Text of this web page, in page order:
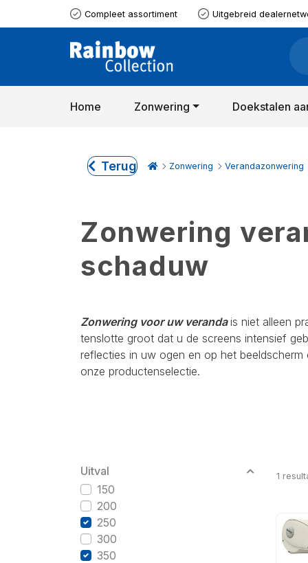
Compleet assortiment Uitgebreid
Home Zonwering Doekstalen
Terug Zonwering Verandazonwering
Zonwering
schaduw
Zonwering voor uw verandais niet alleen
tenslotte groot dat u de screens intensief
reflecties in uw ogen en op het
onze productenselectie.
Uitval
150
200
250
300
350
1